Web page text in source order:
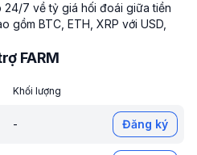
7 về tỷ giá hối đoái giữa tiền
gồm BTC, ETH, XRP với USD,
FARM
Khối lượng
- Đăng ký